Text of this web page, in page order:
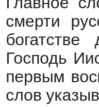
смерти
Господь
первым
слов